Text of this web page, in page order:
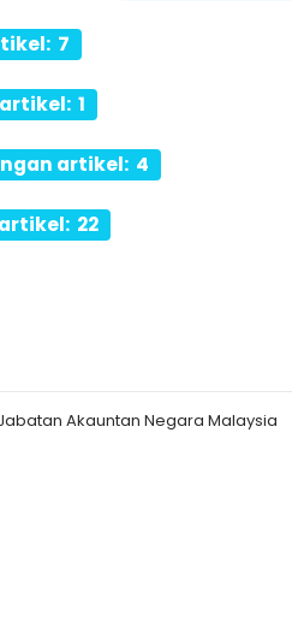
7
1
artikel: 4
22
Akauntan Negara Malaysia